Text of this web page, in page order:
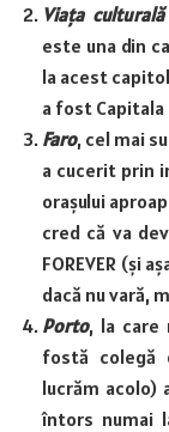
Viața
este una din
la acest
a fost Capitala
Faro, cel mai
a cucerit prin
orașului
cred că va
FOREVER (și
dacă nu vară,
Porto, la care
fostă colegă
lucrăm acolo)
întors numai